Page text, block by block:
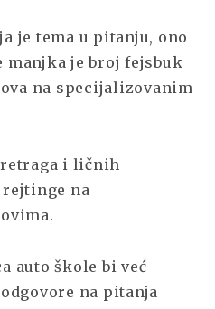
je tema u pitanju, ono
manjka je broj fejsbuk
na specijalizovanim
i ličnih
na
auto škole bi već
na pitanja